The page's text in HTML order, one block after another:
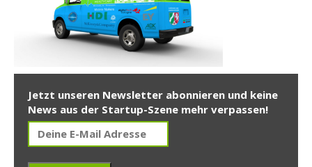
Jetzt unseren Newsletter abonnieren und keine
News aus der Startup-Szene mehr verpassen!